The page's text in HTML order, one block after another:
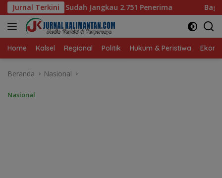
Langsung
ke
konten
Jurnal Terkini
2.751 Penerima Bagaimana KIP Hadapi Deepfake
Home Kalsel Regional Politik Hukum & Peristiwa
Beranda Nasional
Nasional